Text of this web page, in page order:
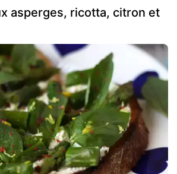
asperges, ricotta, citron et